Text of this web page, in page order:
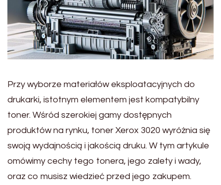
Przy wyborze materiałów eksploatacyjnych do
drukarki, istotnym elementem jest kompatybilny
toner. Wśród szerokiej gamy dostępnych
produktów na rynku, toner Xerox 3020 wyróżnia się
swoją wydajnością i jakością druku. W tym artykule
omówimy cechy tego tonera, jego zalety i wady,
oraz co musisz wiedzieć przed jego zakupem.